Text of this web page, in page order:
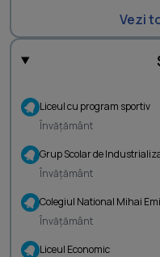
Vezi
Liceul cu program sportiv
Învățământ
Grup Scolar de
Învățământ
Colegiul National Mihai
Învățământ
Liceul Economic